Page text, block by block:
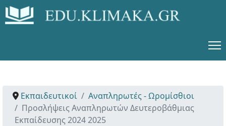
Εκπαιδευτικοί
Αναπληρωτές - Ωρομίσθιοι
Προσλήψεις Αναπληρωτών Δευτεροβάθμιας
Εκπαίδευσης 2024 2025